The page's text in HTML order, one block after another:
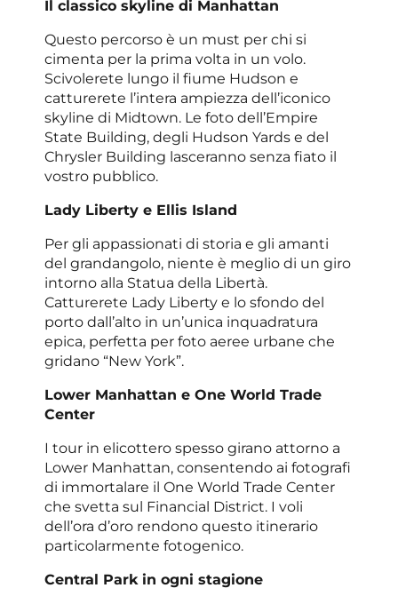
Il classico skyline di Manhattan
Questo percorso è un must per chi si
cimenta per la prima volta in un volo.
Scivolerete lungo il fiume Hudson e
catturerete l’intera ampiezza dell’iconico
skyline di Midtown. Le foto dell’Empire
State Building, degli Hudson Yards e del
Chrysler Building lasceranno senza fiato il
vostro pubblico.
Lady Liberty e Ellis Island
Per gli appassionati di storia e gli amanti
del grandangolo, niente è meglio di un giro
intorno alla Statua della Libertà.
Catturerete Lady Liberty e lo sfondo del
porto dall’alto in un’unica inquadratura
epica, perfetta per foto aeree urbane che
gridano “New York”.
Lower Manhattan e One World Trade
Center
I tour in elicottero spesso girano attorno a
Lower Manhattan, consentendo ai fotografi
di immortalare il One World Trade Center
che svetta sul Financial District. I voli
dell’ora d’oro rendono questo itinerario
particolarmente fotogenico.
Central Park in ogni stagione